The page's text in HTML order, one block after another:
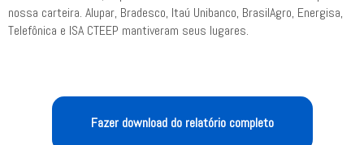
nossa carteira. Alupar, Bradesco, Itaú Unibanco, BrasilAgro, Energisa,
Telefônica e ISA CTEEP mantiveram seus lugares.
Fazer download do relatório completo